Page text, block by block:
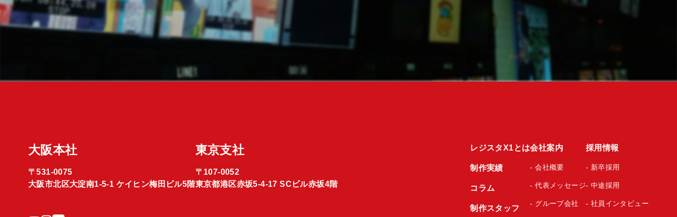
レジスタX1とは
制作実績
コラム
制作スタッフ
会社案内
- 会社概要
- 代表メッセージ
- グループ会社
採用情報
- 新卒採用
- 中途採用
- 社員インタビュー
大阪本社
〒531-0075
大阪市北区大淀南1-5-1 ケイヒン梅田ビル5階
東京支社
〒107-0052
東京都港区赤坂5-4-17 SCビル赤坂4階